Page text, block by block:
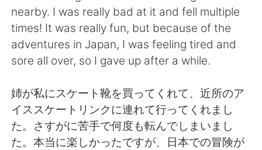
Português
nearby. I was really bad at it and fell multiple
times! It was really fun, but because of the
adventures in Japan, I was feeling tired and
sore all over, so I gave up after a while.
姉が私にスケート靴を買ってくれて、近所のア
イススケートリンクに連れて行ってくれまし
た。さすがに苦手で何度も転んでしまいまし
た。本当に楽しかったですが、日本での冒険が